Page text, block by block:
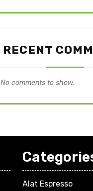
RECENT
No comments to show.
Alat Espresso